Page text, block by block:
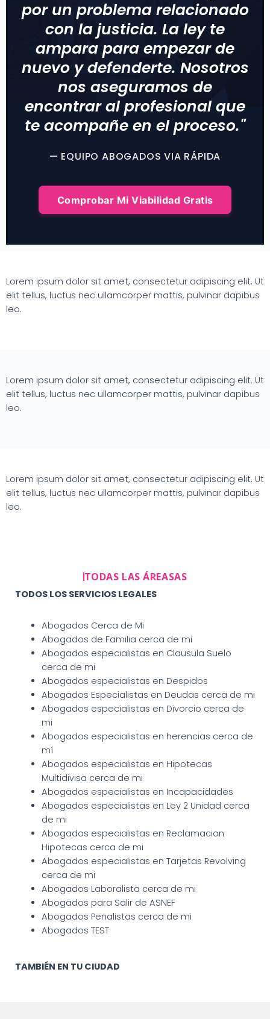
por un problema relacionado
con la justicia. La ley te
ampara para empezar de
nuevo y defenderte. Nosotros
nos aseguramos de
encontrar al profesional que
te acompañe en el proceso."
— EQUIPO ABOGADOS VIA RÁPIDA
Comprobar Mi Viabilidad Gratis
Lorem ipsum dolor sit amet, consectetur adipiscing elit. Ut
elit tellus, luctus nec ullamcorper mattis, pulvinar dapibus
leo.
Lorem ipsum dolor sit amet, consectetur adipiscing elit. Ut
elit tellus, luctus nec ullamcorper mattis, pulvinar dapibus
leo.
Lorem ipsum dolor sit amet, consectetur adipiscing elit. Ut
elit tellus, luctus nec ullamcorper mattis, pulvinar dapibus
leo.
TODAS LAS ÁREASAS
TODOS LOS SERVICIOS LEGALES
Abogados Cerca de Mi
Abogados de Familia cerca de mi
Abogados especialistas en Clausula Suelo
cerca de mi
Abogados especialistas en Despidos
Abogados Especialistas en Deudas cerca de mi
Abogados especialistas en Divorcio cerca de
mi
Abogados especialistas en herencias cerca de
mí
Abogados especialistas en Hipotecas
Multidivisa cerca de mi
Abogados especialistas en Incapacidades
Abogados especialistas en Ley 2 Unidad cerca
de mi
Abogados especialistas en Reclamacion
Hipotecas cerca de mi
Abogados especialistas en Tarjetas Revolving
cerca de mi
Abogados Laboralista cerca de mi
Abogados para Salir de ASNEF
Abogados Penalistas cerca de mi
Abogados TEST
TAMBIÉN EN TU CIUDAD